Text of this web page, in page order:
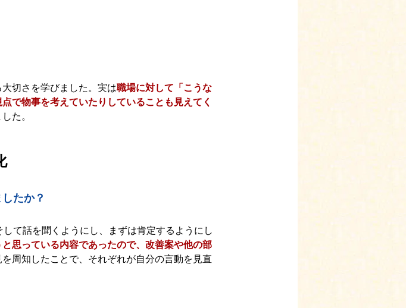
切さを学びました。実は職場に対して「こうな
で物事を考えていたりしていることも見えてく
た。
たか？
て話を聞くようにし、まずは肯定するようにし
思っている内容であったので、改善案や他の部
周知したことで、それぞれが自分の言動を見直